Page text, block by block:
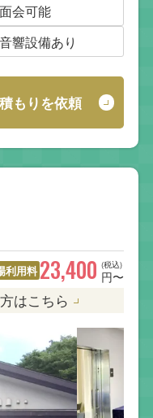
面会可能
音響設備あり
もりを依頼
利用料 (税込)
23,400 円〜
はこちら